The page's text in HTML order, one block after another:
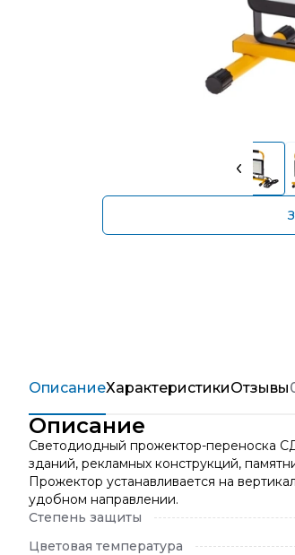
ОписаниеХарактеристикиОтзывы
Описание
Светодиодный прожектор-переноска
зданий, рекламных конструкций,
Прожектор устанавливается на
удобном направлении.
Степень защиты
Цветовая температура